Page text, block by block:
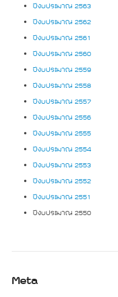
ปีงบประมาณ 2563
ปีงบประมาณ 2562
ปีงบประมาณ 2561
ปีงบประมาณ 2560
ปีงบประมาณ 2559
ปีงบประมาณ 2558
ปีงบประมาณ 2557
ปีงบประมาณ 2556
ปีงบประมาณ 2555
ปีงบประมาณ 2554
ปีงบประมาณ 2553
ปีงบประมาณ 2552
ปีงบประมาณ 2551
ปีงบประมาณ 2550
Meta